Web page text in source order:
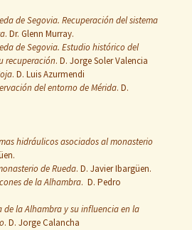
de Segovia. Recuperación del sistema
. Dr. Glenn Murray.
de Segovia. Estudio histórico del
recuperación. D. Jorge Soler Valencia
. D. Luis Azurmendi
del entorno de Mérida. D.
hidráulicos asociados al monasterio
de Rueda. D. Javier Ibargüen.
de la Alhambra. D. Pedro
la Alhambra y su influencia en la
. D. Jorge Calancha